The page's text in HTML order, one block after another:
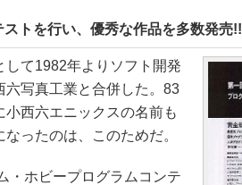
トを行い、優秀な作品を多数発売!!
て1982年よりソフト開発
六写真工業と合併した。83
西六エニックスの名前も
ったのは、このためだ。
ホビープログラムコンテ